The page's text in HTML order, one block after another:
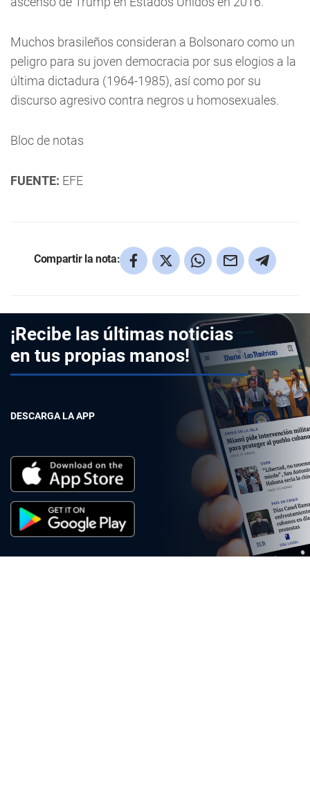
Muchos brasileños consideran a Bolsonaro como un
peligro para su joven democracia por sus elogios a la
última dictadura (1964-1985), así como por su
discurso agresivo contra negros u homosexuales.
Bloc de notas
FUENTE: EFE
Compartir la nota:
¡Recibe las últimas noticias
en tus propias manos!
DESCARGA LA APP